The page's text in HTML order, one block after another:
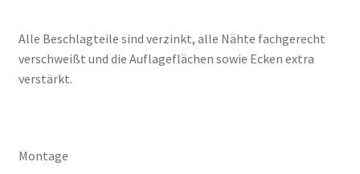
Alle Beschlagteile sind verzinkt, alle Nähte fachgerecht
verschweißt und die Auflageflächen sowie Ecken extra
verstärkt.
Montage